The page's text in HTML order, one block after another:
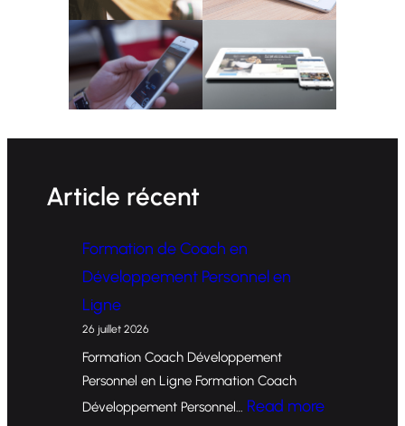
Article récent
Formation de Coach en
Développement Personnel en
Ligne
26 juillet 2026
Formation Coach Développement
Personnel en Ligne Formation Coach
Développement Personnel… Read more: